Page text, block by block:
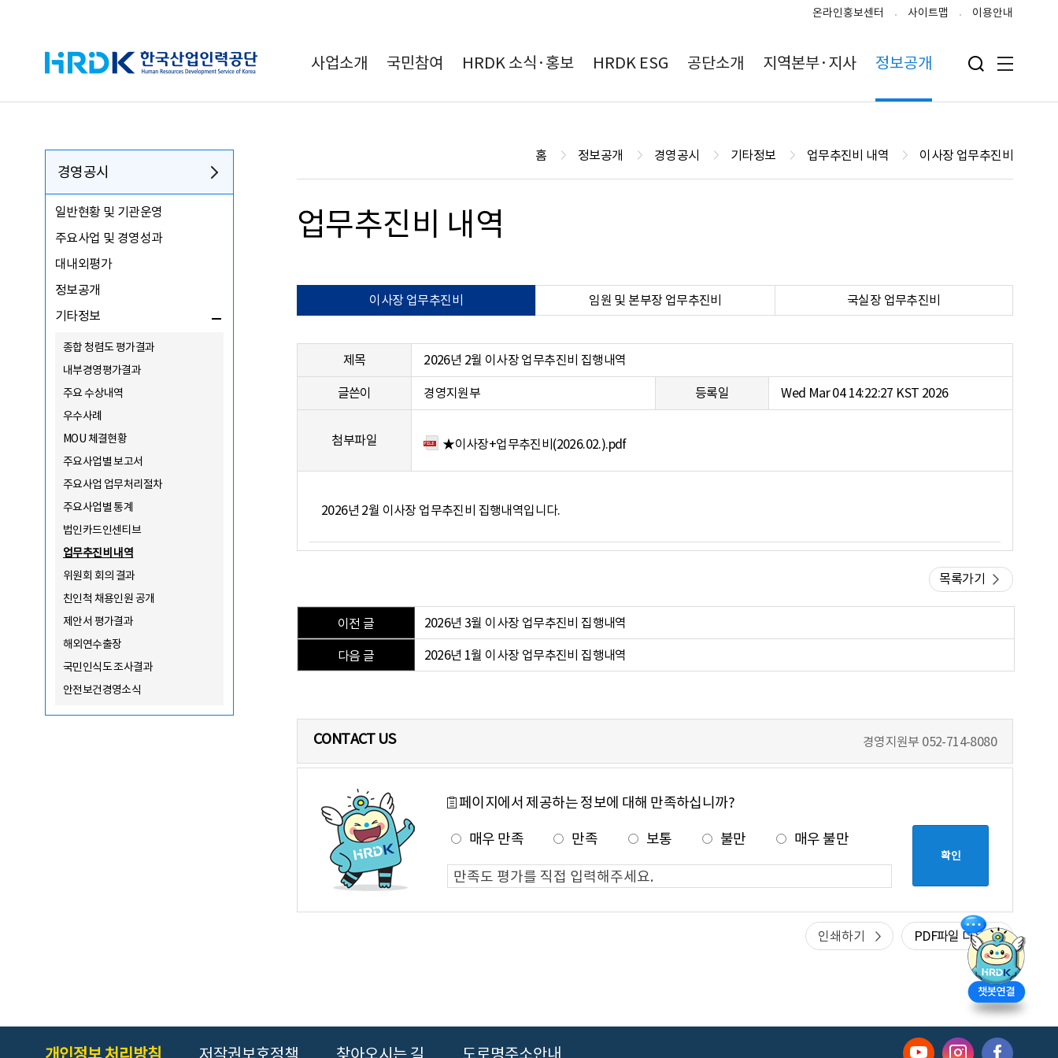
HRDK 한국산업인력공단
온라인홍보센터 사이트맵 이용안내
사업소개 국민참여 HRDK 소식·홍보 HRDK ESG 공단소개 지역본부·지사 정보공개 검색 입력폼 열기
전체메뉴
경영공시
일반현황 및 기관운영
주요사업 및 경영성과
대내외평가
정보공개
기타정보
종합 청렴도 평가결과
내부경영평가결과
주요 수상내역
우수사례
MOU 체결현황
주요사업별 보고서
주요사업 업무처리절차
주요사업별 통계
법인카드인센티브
업무추진비 내역
위원회 회의 결과
친인척 채용인원 공개
제안서 평가결과
해외연수출장
국민인식도 조사결과
안전보건경영소식
홈 정보공개 경영공시 기타정보 업무추진비 내역 이사장 업무추진비
업무추진비 내역
이사장 업무추진비 임원 및 본부장 업무추진비 국실장 업무추진비
제목 2026년 2월 이사장 업무추진비 집행내역
글쓴이 경영지원부 등록일 Wed Mar 04 14:22:27 KST 2026
첨부파일 ★이사장+업무추진비(2026.02.).pdf
2026년 2월 이사장 업무추진비 집행내역입니다.
목록가기
이전 글 2026년 3월 이사장 업무추진비 집행내역
다음 글 2026년 1월 이사장 업무추진비 집행내역
CONTACT US 경영지원부 052-714-8080
페이지에서 제공하는 정보에 대해 만족하십니까?
매우 만족
만족 보통 불만 매우 불만
PDF파일 다운
인쇄하기